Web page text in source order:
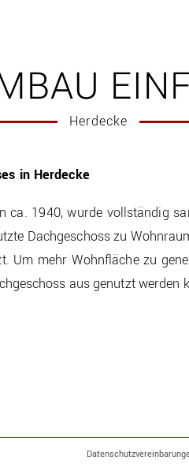
Herdecke
in Herdecke
ca. 1940, wurde vollständig
Dachgeschoss zu
Um mehr Wohnfläche zu
aus genutzt werden